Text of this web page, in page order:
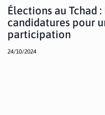
Élections au Tchad
candidatures pour
participation
24/10/2024